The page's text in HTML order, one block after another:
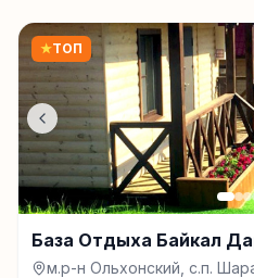
★ТОП
База Отдыха Байкал
м.р-н Ольхонский, с.п.